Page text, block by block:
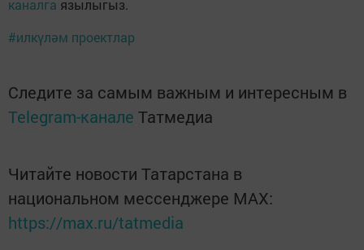
каналга язылыгыз.
#илкүләм проектлар
Следите за самым важным и интересным в
Telegram-канале Татмедиа
Читайте новости Татарстана в
национальном мессенджере MАХ:
https://max.ru/tatmedia